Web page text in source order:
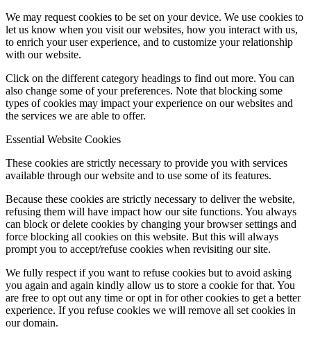
We may request cookies to be set on your device. We use cookies to
let us know when you visit our websites, how you interact with us,
to enrich your user experience, and to customize your relationship
with our website.
Click on the different category headings to find out more. You can
also change some of your preferences. Note that blocking some
types of cookies may impact your experience on our websites and
the services we are able to offer.
Essential Website Cookies
These cookies are strictly necessary to provide you with services
available through our website and to use some of its features.
Because these cookies are strictly necessary to deliver the website,
refusing them will have impact how our site functions. You always
can block or delete cookies by changing your browser settings and
force blocking all cookies on this website. But this will always
prompt you to accept/refuse cookies when revisiting our site.
We fully respect if you want to refuse cookies but to avoid asking
you again and again kindly allow us to store a cookie for that. You
are free to opt out any time or opt in for other cookies to get a better
experience. If you refuse cookies we will remove all set cookies in
our domain.